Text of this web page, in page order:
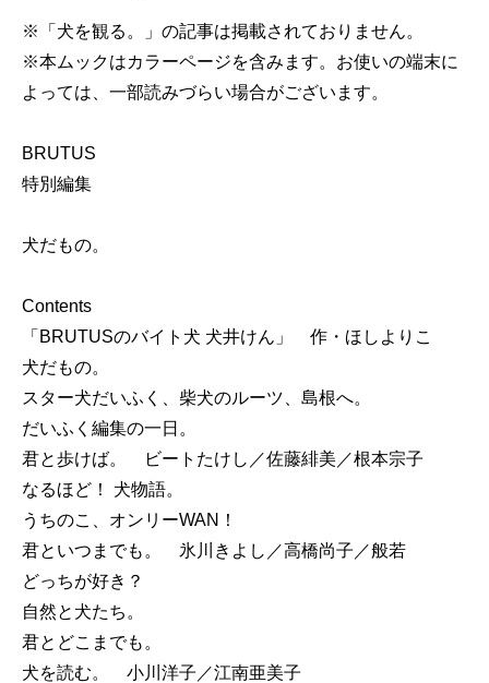
※「犬を観る。」の記事は掲載されておりません。
※本ムックはカラーページを含みます。お使いの端末に
よっては、一部読みづらい場合がございます。
BRUTUS
特別編集
犬だもの。
Contents
「BRUTUSのバイト犬 犬井けん」 作・ほしよりこ
犬だもの。
スター犬だいふく、柴犬のルーツ、島根へ。
だいふく編集の一日。
君と歩けば。 ビートたけし／佐藤緋美／根本宗子
なるほど！ 犬物語。
うちのこ、オンリーWAN！
君といつまでも。 氷川きよし／高橋尚子／般若
どっちが好き？
自然と犬たち。
君とどこまでも。
犬を読む。 小川洋子／江南亜美子